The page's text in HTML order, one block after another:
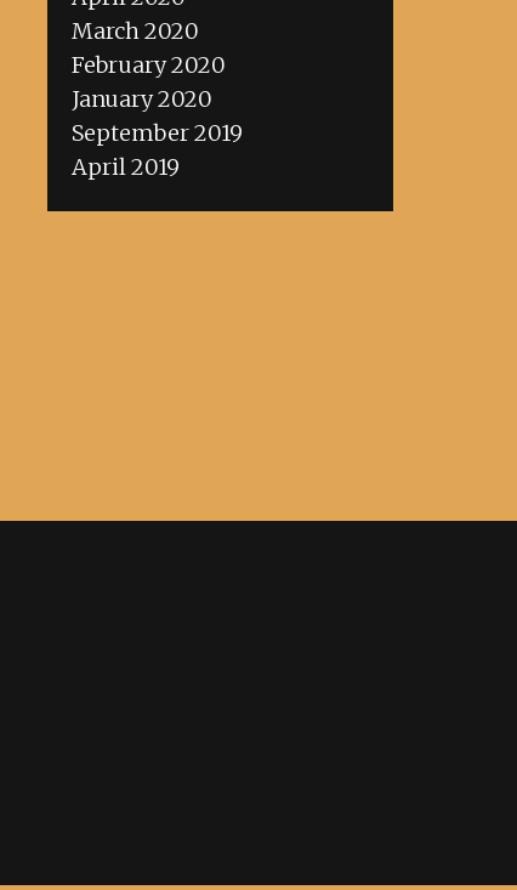
March 2020
February 2020
January 2020
September 2019
April 2019